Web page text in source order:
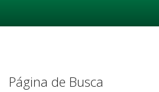
Página de Busca